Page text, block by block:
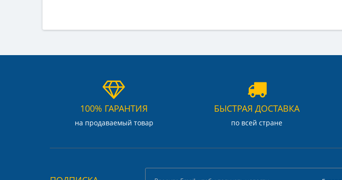
100% ГАРАНТИЯ
на продаваемый товар
БЫСТРАЯ ДОСТАВКА
по всей стране